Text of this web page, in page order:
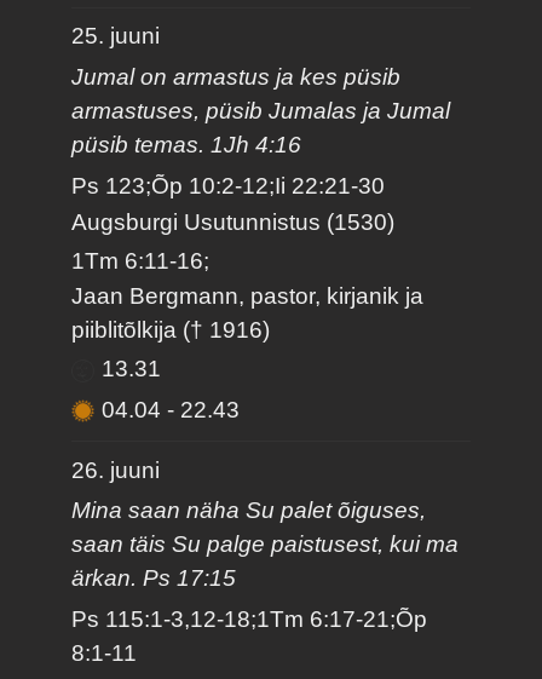
25. juuni
Jumal on armastus ja kes püsib
armastuses, püsib Jumalas ja Jumal
püsib temas. 1Jh 4:16
Ps 123;Õp 10:2-12;Ii 22:21-30
Augsburgi Usutunnistus (1530)
1Tm 6:11-16;
Jaan Bergmann, pastor, kirjanik ja
piiblitõlkija († 1916)
13.31
04.04- 22.43
26. juuni
Mina saan näha Su palet õiguses,
saan täis Su palge paistusest, kui ma
ärkan. Ps 17:15
Ps 115:1-3,12-18;1Tm 6:17-21;Õp
8:1-11